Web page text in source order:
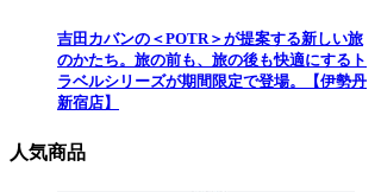
吉田カバンの＜POTR＞が提案する新しい旅
のかたち。旅の前も、旅の後も快適にするト
ラベルシリーズが期間限定で登場。【伊勢丹
新宿店】
人気商品